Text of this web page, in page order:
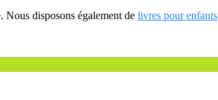
disposons également de livres pour enfants